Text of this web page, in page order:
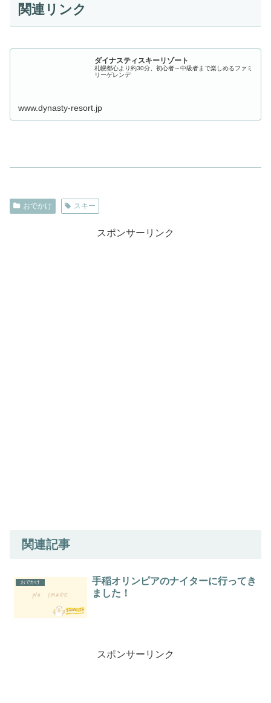
関連リンク
ダイナスティスキーリゾート
札幌都心より約30分、初心者～中級者まで楽しめるファミ
リーゲレンデ
www.dynasty-resort.jp
おでかけ スキー
スポンサーリンク
関連記事
おでかけ
手稲オリンピアのナイターに行ってき
ました！
スポンサーリンク